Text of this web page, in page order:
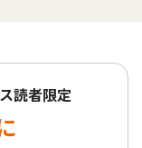
読者限定